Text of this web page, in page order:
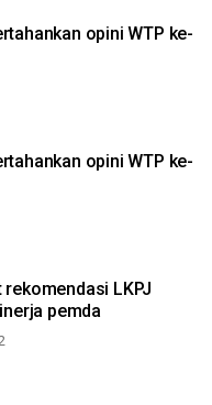
opini WTP ke-
opini WTP ke-
rekomendasi LKPJ
pemda